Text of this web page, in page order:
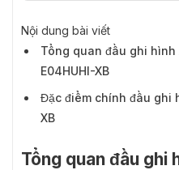
Nội dung bài viết
Tổng quan đầu ghi
E04HUHI-XB
Đặc điểm chính đầu ghi
XB
Tổng quan đầu ghi